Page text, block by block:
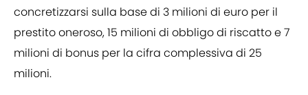
concretizzarsi sulla base di 3 milioni di euro per il
prestito oneroso, 15 milioni di obbligo di riscatto e 7
milioni di bonus per la cifra complessiva di 25
milioni.